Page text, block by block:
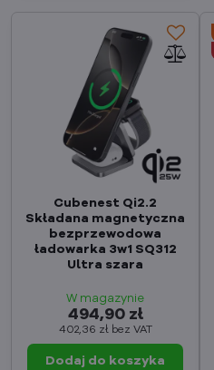
Cubenest Qi2.2
Składana magnetyczna
bezprzewodowa
ładowarka 3w1 SQ312
Ultra szara
W magazynie
494,90 zł
402,36 zł bez VAT
Dodaj do koszyka